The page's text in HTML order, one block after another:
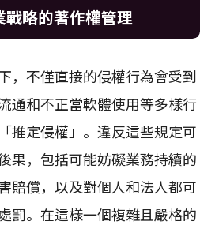
略的著作權管理
，不僅直接的侵權行為會受到
通和不正當軟體使用等多樣行
推定侵權」。違反這些規定可
果，包括可能妨礙業務持續的
賠償，以及對個人和法人都可
罰。在這樣一個複雜且嚴格的